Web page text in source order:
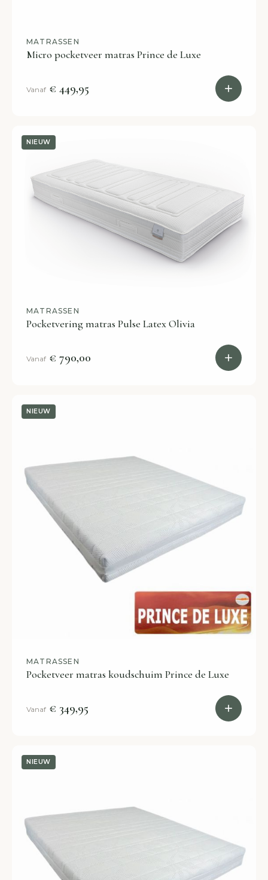
MATRASSEN
Micro pocketveer matras Prince de Luxe
Vanaf € 449,95
NIEUW
MATRASSEN
Pocketvering matras Pulse Latex Olivia
Vanaf € 790,00
NIEUW
MATRASSEN
Pocketveer matras koudschuim Prince de Luxe
Vanaf € 349,95
NIEUW